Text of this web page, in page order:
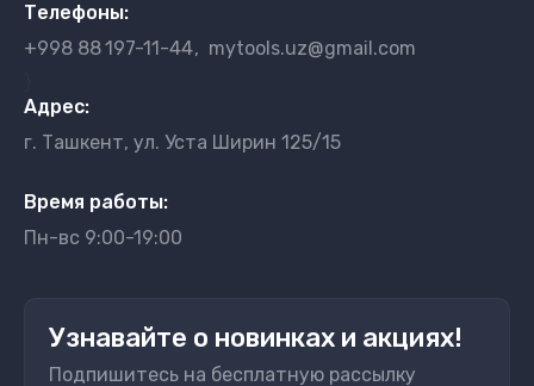
Телефоны:
+998 88197-11-44
mytools.uz@gmail.com
Адрес:
г. Ташкент, ул. Уста Ширин 125/15
Время работы:
Пн-вс 9:00-19:00
Узнавайте о новинках и акциях!
Подпишитесь на бесплатную рассылку